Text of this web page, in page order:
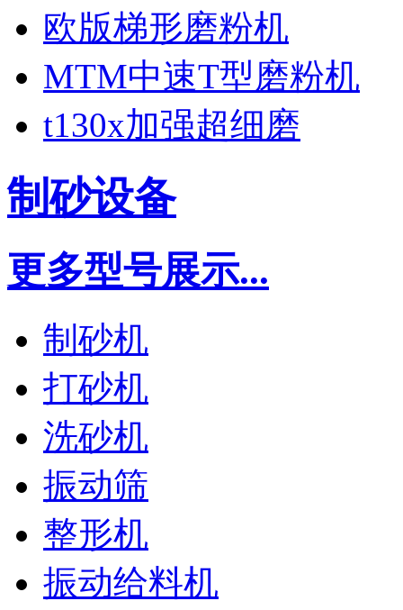
欧版梯形磨粉机
MTM中速T型磨粉机
t130x加强超细磨
制砂设备
更多型号展示...
制砂机
打砂机
洗砂机
振动筛
整形机
振动给料机